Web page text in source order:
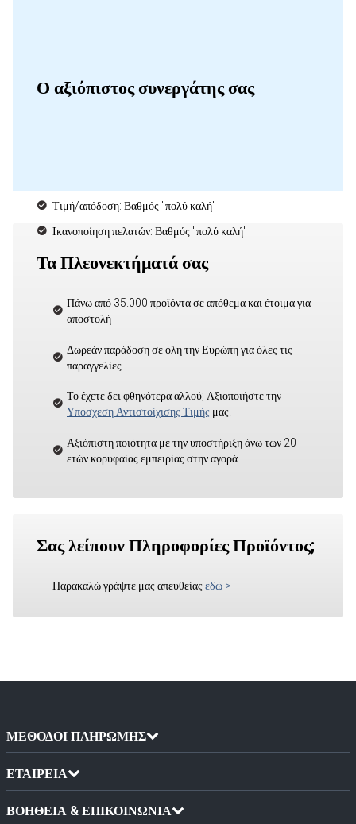
Ο αξιόπιστος συνεργάτης σας
Τιμή/απόδοση: Βαθμός "πολύ καλή"
Ικανοποίηση πελατών: Βαθμός "πολύ καλή"
Τα Πλεονεκτήματά σας
Πάνω από 35.000 προϊόντα σε απόθεμα και έτοιμα για
αποστολή
Δωρεάν παράδοση σε όλη την Ευρώπη για όλες τις
παραγγελίες
Το έχετε δει φθηνότερα αλλού; Αξιοποιήστε την
Υπόσχεση Αντιστοίχισης Τιμής μας!
Αξιόπιστη ποιότητα με την υποστήριξη άνω των 20
ετών κορυφαίας εμπειρίας στην αγορά
Σας λείπουν Πληροφορίες Προϊόντος;
Παρακαλώ γράψτε μας απευθείας εδώ >
ΜΈΘΟΔΟΙ ΠΛΗΡΩΜΉΣ
ΕΤΑΙΡΕΙΑ
ΒΟΗΘΕΙΑ & ΕΠΙΚΟΙΝΩΝΙΑ